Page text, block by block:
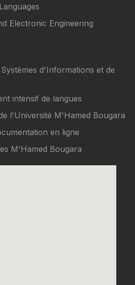
Electronic Engineering
d'Informations et de
intensif de langues
l'Université M'Hamed Bougara
en ligne
M'Hamed Bougara